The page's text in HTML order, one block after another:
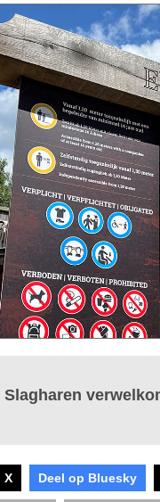
X Deel op Bluesky